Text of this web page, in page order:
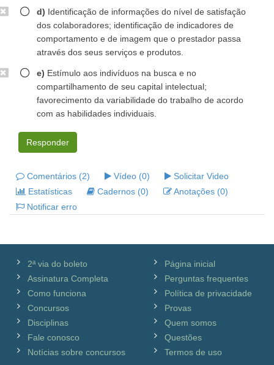
d) Identificação de informações do nível de satisfação
dos colaboradores; identificação de indicadores de
comportamento e de imagem que o prestador passa
através dos seus serviços e produtos.
e) Estímulo aos indivíduos na busca e no
compartilhamento de seu capital intelectual;
favorecimento da variabilidade do trabalho de acordo
com as habilidades individuais.
Responder
Comentários (2) Vídeo (0)
Solicitar Video
Estatísticas
Cadernos (0)
Anotações (0)
Notificar erro
2ª via do boleto
Assinatura Completa
Como funciona
Concursos
Disciplinas
Fale conosco
Notícias sobre concursos
Página inicial
Perguntas frequentes
Política de privacidade
Provas
Quem somos
Questões
Termos de uso